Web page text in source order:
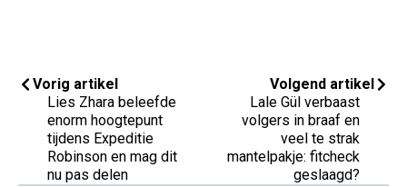
Vorig artikel
Lies Zhara beleefde
enorm hoogtepunt
tijdens Expeditie
Robinson en mag dit
nu pas delen
Volgend artikel
Lale Gül verbaast
volgers in braaf en
veel te strak
mantelpakje: fitcheck
geslaagd?